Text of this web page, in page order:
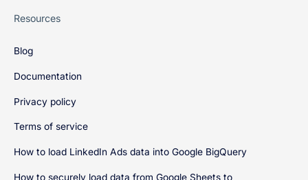
Resources
Blog
Documentation
Privacy policy
Terms of service
How to load LinkedIn Ads data into Google BigQuery
How to securely load data from Google Sheets to